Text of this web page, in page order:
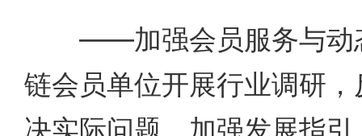
——加强会员服务与动
链会员单位开展行业调研
决实际问题，加强发展指引